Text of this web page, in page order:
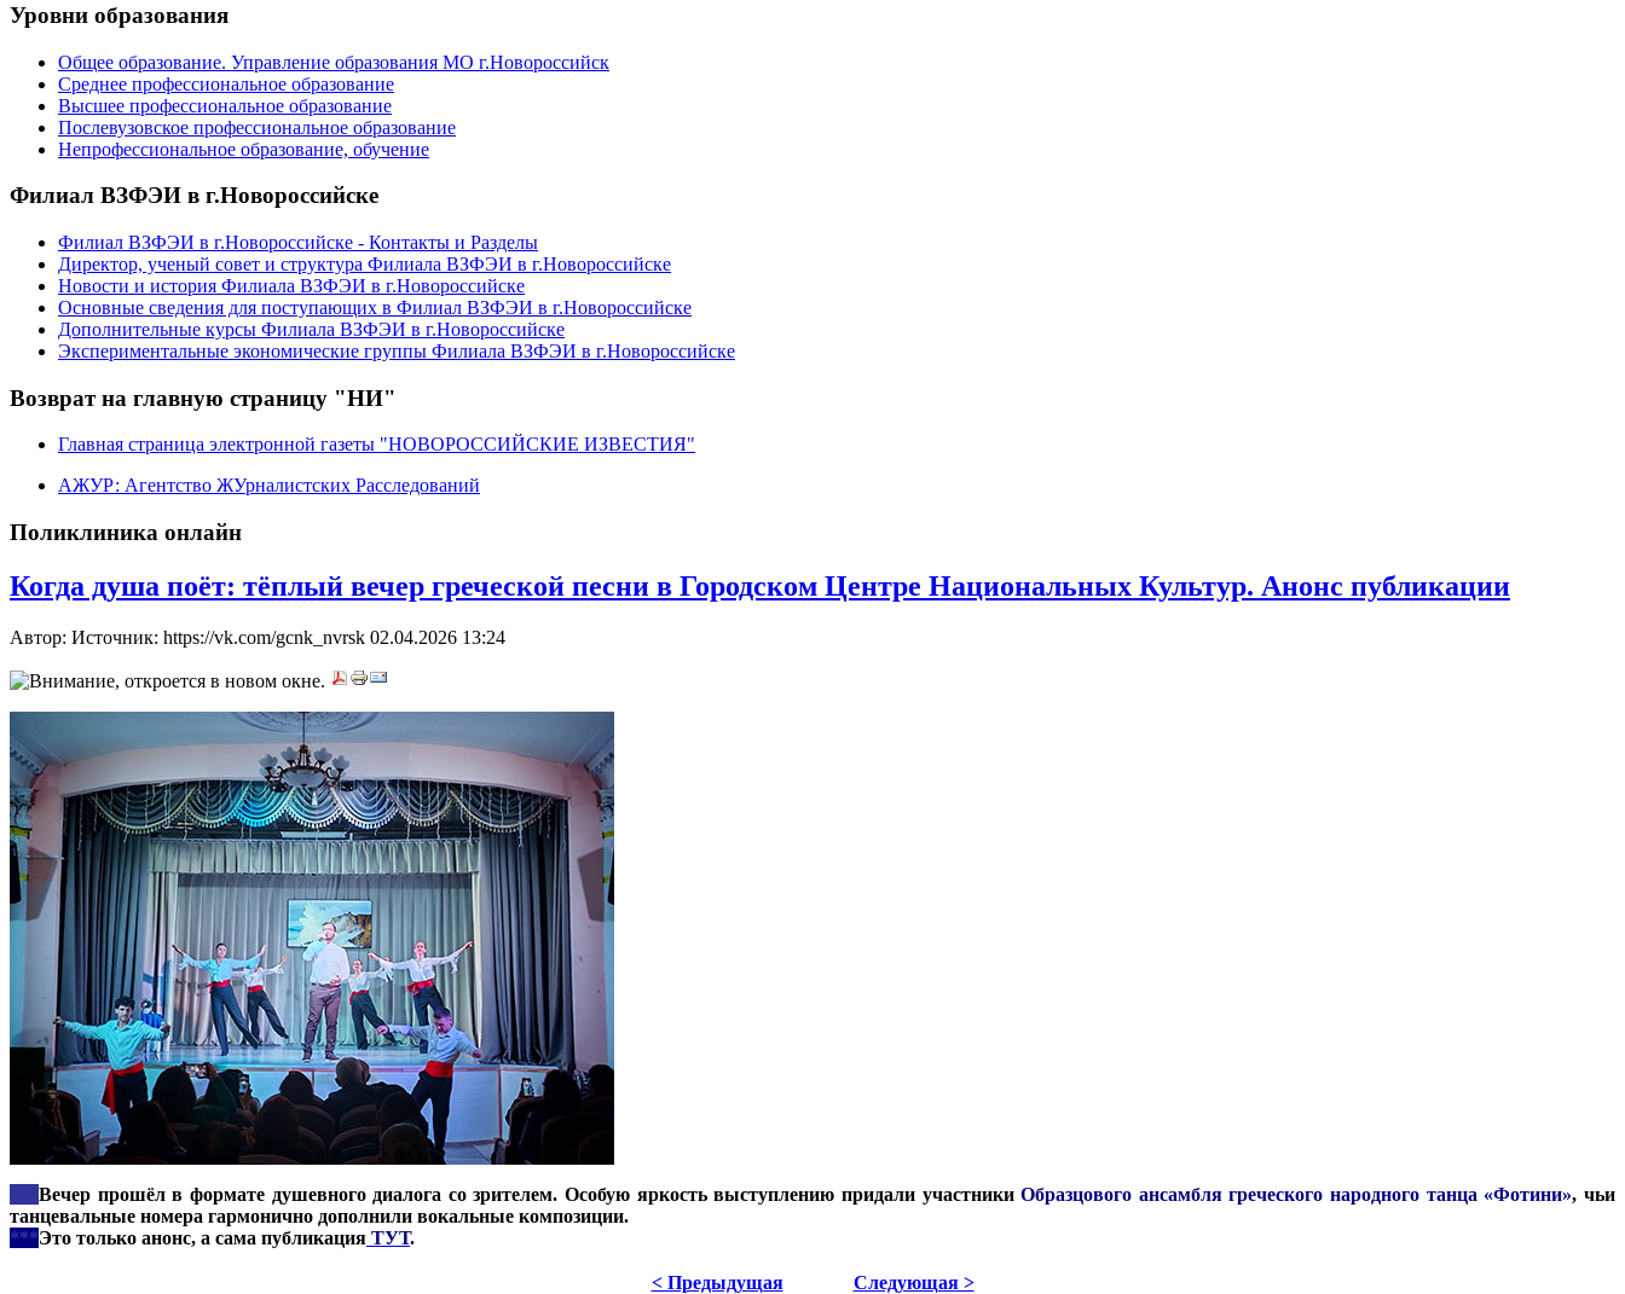
Уровни образования
Общее образование. Управление образования МО г.Новороссийск
Среднее профессиональное образование
Высшее профессиональное образование
Послевузовское профессиональное образование
Непрофессиональное образование, обучение
Филиал ВЗФЭИ в г.Новороссийске
Филиал ВЗФЭИ в г.Новороссийске - Контакты и Разделы
Директор, ученый совет и структура Филиала ВЗФЭИ в г.Новороссийске
Новости и история Филиала ВЗФЭИ в г.Новороссийске
Основные сведения для поступающих в Филиал ВЗФЭИ в г.Новороссийске
Дополнительные курсы Филиала ВЗФЭИ в г.Новороссийске
Экспериментальные экономические группы Филиала ВЗФЭИ в г.Новороссийске
Возврат на главную страницу "НИ"
Главная страница электронной газеты "НОВОРОССИЙСКИЕ ИЗВЕСТИЯ"
АЖУР: Агентство ЖУрналистских Расследований
Поликлиника онлайн
Когда душа поёт: тёплый вечер греческой песни в Городском Центре Национальных Культур. Анонс публикации
Автор: Источник: https://vk.com/gcnk_nvrsk 02.04.2026 13:24
Вечер прошёл в формате душевного диалога со зрителем. Особую яркость выступлению придали участникиОбразцового ансамбля греческого народного танца «Фотини», чьи
танцевальные номера гармонично дополнили вокальные композиции.
***Это только анонс, а сама публикация ТУТ.
< Предыдущая Следующая >